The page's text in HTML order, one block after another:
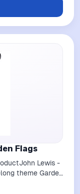
Flags
Lewis -
theme Garden